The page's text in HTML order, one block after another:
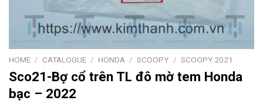
HOME / CATALOGUE / HONDA / SCOOPY / SCOOPY 2021
Sco21-Bợ cổ trên TL đô mờ tem Honda
bạc – 2022